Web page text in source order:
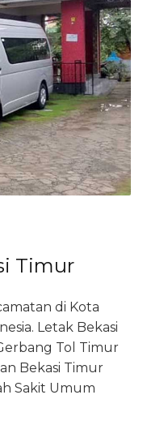
Timur
di Kota
Letak Bekasi
Tol Timur
Bekasi Timur
Sakit Umum